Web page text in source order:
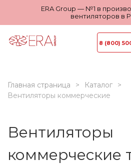
ERA Group — №1 в
вентиляторов в
8 (800)
Главная страница
Каталог
Вентиляторы коммерческие
Вентиляторы
коммерческие